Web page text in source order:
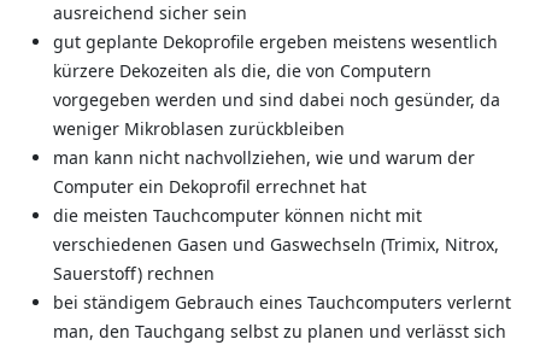
ausreichend sicher sein
gut geplante Dekoprofile ergeben meistens wesentlich
kürzere Dekozeiten als die, die von Computern
vorgegeben werden und sind dabei noch gesünder, da
weniger Mikroblasen zurückbleiben
man kann nicht nachvollziehen, wie und warum der
Computer ein Dekoprofil errechnet hat
die meisten Tauchcomputer können nicht mit
verschiedenen Gasen und Gaswechseln (Trimix, Nitrox,
Sauerstoff) rechnen
bei ständigem Gebrauch eines Tauchcomputers verlernt
man, den Tauchgang selbst zu planen und verlässt sich